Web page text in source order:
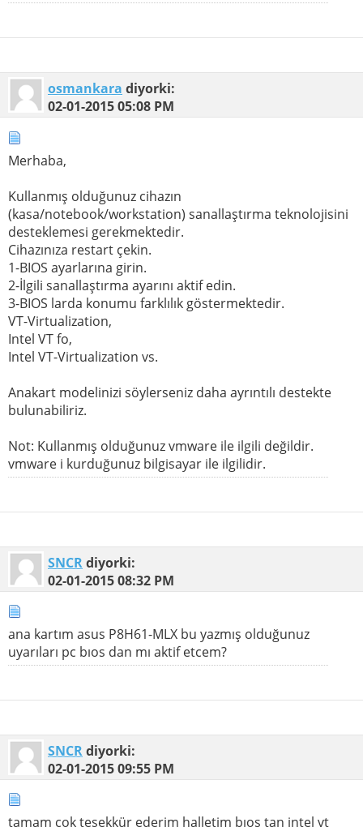
osmankara diyorki:
02-01-201505:08 PM
Merhaba,
Kullanmış olduğunuz cihazın
(kasa/notebook/workstation) sanallaştırma teknolojisini
desteklemesi gerekmektedir.
Cihazınıza restart çekin.
1-BIOS ayarlarına girin.
2-İlgili sanallaştırma ayarını aktif edin.
3-BIOS larda konumu farklılık göstermektedir.
VT-Virtualization,
Intel VT fo,
Intel VT-Virtualization vs.
Anakart modelinizi söylerseniz daha ayrıntılı destekte
bulunabiliriz.
Not: Kullanmış olduğunuz vmware ile ilgili değildir.
vmware i kurduğunuz bilgisayar ile ilgilidir.
SNCRdiyorki:
02-01-201508:32 PM
ana kartım asus P8H61-MLX bu yazmış olduğunuz
uyarıları pc bıos dan mı aktif etcem?
SNCRdiyorki:
02-01-201509:55 PM
tamam çok teşekkür ederim halletim bıos tan intel vt